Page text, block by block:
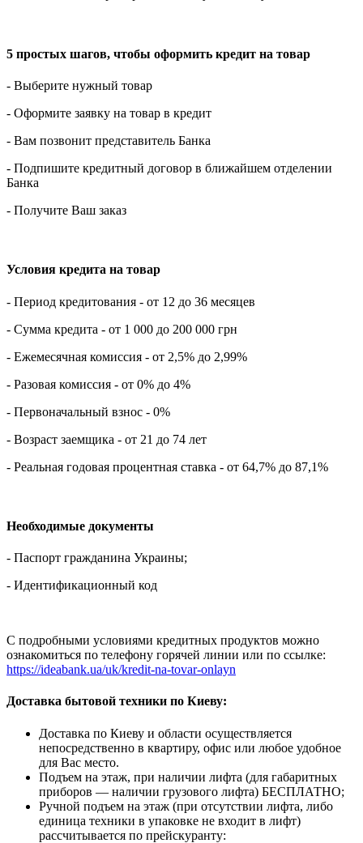
5 простых шагов, чтобы оформить кредит на товар
- Выберите нужный товар
- Оформите заявку на товар в кредит
- Вам позвонит представитель Банка
- Подпишите кредитный договор в ближайшем отделении
Банка
- Получите Ваш заказ
Условия кредита на товар
- Период кредитования - от 12 до 36 месяцев
- Сумма кредита - от 1 000 до 200 000 грн
- Ежемесячная комиссия - от 2,5% до 2,99%
- Разовая комиссия - от 0% до 4%
- Первоначальный взнос - 0%
- Возраст заемщика - от 21 до 74 лет
- Реальная годовая процентная ставка - от 64,7% до 87,1%
Необходимые документы
- Паспорт гражданина Украины;
- Идентификационный код
С подробными условиями кредитных продуктов можно
ознакомиться по телефону горячей линии или по ссылке:
https://ideabank.ua/uk/kredit-na-tovar-onlayn
Доставка бытовой техники по Киеву:
Доставка по Киеву и области осуществляется
непосредственно в квартиру, офис или любое удобное
для Вас место.
Подъем на этаж, при наличии лифта (для габаритных
приборов — наличии грузового лифта) БЕСПЛАТНО;
Ручной подъем на этаж (при отсутствии лифта, либо
единица техники в упаковке не входит в лифт)
рассчитывается по прейскуранту: